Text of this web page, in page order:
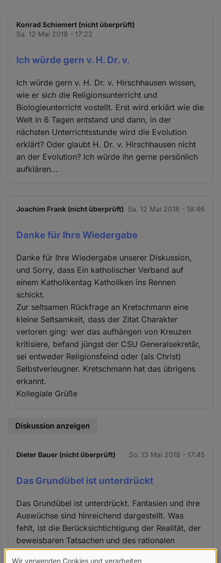
Konrad Schiemert (nicht überprüft)
Sa. 12 Mai 2018 - 17:22
Ich würde gern v. H. Dr. v.
Ich würde gern v. H. Dr. v. Hirschhausen wissen,
wie er sich die Religionsunterricht und
Biologieunterricht vostellt. Erst wird erklärt wie die
Welt in 6 Tagen entstand und dann, in der
nächsten Unterrichtsstunde wird die Evolution
erklärt? Oder glaubt H. Dr. v. Hirschhausen nicht
an der Evolution? Ich würde ihn gerne persönlich
aufklären...
Joachim Frank (nicht überprüft) Sa. 12 Mai 2018 - 18:46
Danke für Ihre Wiedergabe
Danke für Ihre Wiedergabe unserer Diskussion,
und Sorry, dass Ein katholischer Verband auf
einem Katholikentag Katholiken ins Rennen
schickt.
Zur seltsamen Rückfrage an Kretschmann eine
kleine Seltsamkeit, dass der Zitat Charakter
verloren ging: wer das aufhängen von Kreuzen
kritisiere, befand jüngst der CSU Generalsekretär,
sei entweder Religionsfeind oder (als Christ)
Selbstverleugner. Kretschmann hat das übrigens
erkannt.
Kollegiale Grüße
Diskussion anzeigen
Dieter Bauer (nicht überprüft) So. 13 Mai 2018 - 17:45
Das Grundübel ist unterdrückt
Das Grundübel ist unterdrückt. Fantasien und ihre
Auswüchse sind hinreichend dargestellt. Was
fehlt, ist die Berücksichtichtigung der Realität, der
beweisbaren Tatsachen und des rationalen
Denkens.
Wir verwenden Cookies und verarbeiten